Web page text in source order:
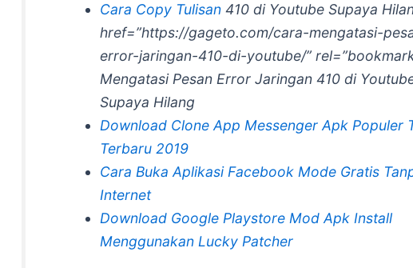
Cara Copy Tulisan 410 di Youtube Supaya
href=”https://gageto.com/cara-mengatasi-
error-jaringan-410-di-youtube/”
Mengatasi Pesan Error Jaringan 410 di
Supaya Hilang
Download Clone App Messenger Apk Populer
Terbaru 2019
Cara Buka Aplikasi Facebook Mode Gratis
Internet
Download Google Playstore Mod Apk Install
Menggunakan Lucky Patcher